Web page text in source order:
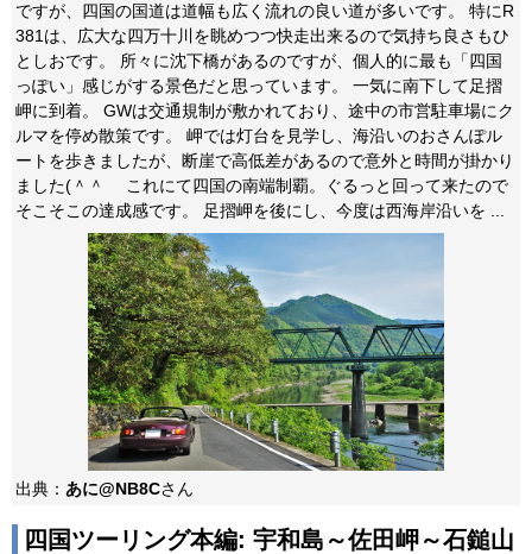
ですが、四国の国道は道幅も広く流れの良い道が多いです。 特にR
381は、広大な四万十川を眺めつつ快走出来るので気持ち良さもひ
としおです。 所々に沈下橋があるのですが、個人的に最も「四国
っぽい」感じがする景色だと思っています。 一気に南下して足摺
岬に到着。 GWは交通規制が敷かれており、途中の市営駐車場にク
ルマを停め散策です。 岬では灯台を見学し、海沿いのおさんぽル
ートを歩きましたが、断崖で高低差があるので意外と時間が掛かり
ました(＾＾ゞ これにて四国の南端制覇。ぐるっと回って来たので
そこそこの達成感です。 足摺岬を後にし、今度は西海岸沿いを ...
出典： あに@NB8Cさん
四国ツーリング本編: 宇和島～佐田岬～石鎚山